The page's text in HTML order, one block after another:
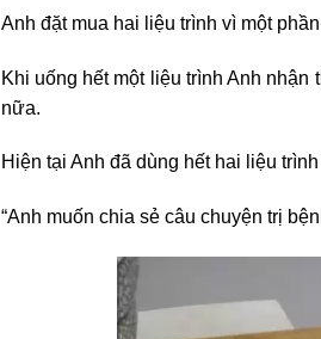
Anh đặt mua hai liệu trình vì một
Khi uống hết một liệu trình Anh
nữa.
Hiện tại Anh đã dùng hết hai liệu
“Anh muốn chia sẻ câu chuyện trị